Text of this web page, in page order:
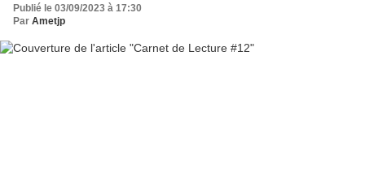
Publié le 03/09/2023 à 17:30
Par Ametjp